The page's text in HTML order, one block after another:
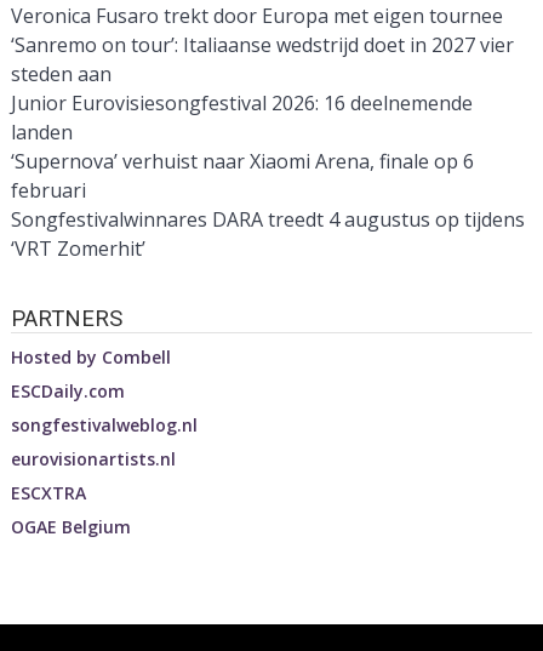
Veronica Fusaro trekt door Europa met eigen tournee
‘Sanremo on tour’: Italiaanse wedstrijd doet in 2027 vier
steden aan
Junior Eurovisiesongfestival 2026: 16 deelnemende
landen
‘Supernova’ verhuist naar Xiaomi Arena, finale op 6
februari
Songfestivalwinnares DARA treedt 4 augustus op tijdens
‘VRT Zomerhit’
PARTNERS
Hosted by Combell
ESCDaily.com
songfestivalweblog.nl
eurovisionartists.nl
ESCXTRA
OGAE Belgium